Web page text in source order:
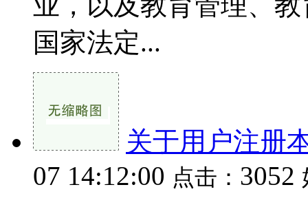
国家法定...
关于用户注册
07 14:12:00 点击： 3052